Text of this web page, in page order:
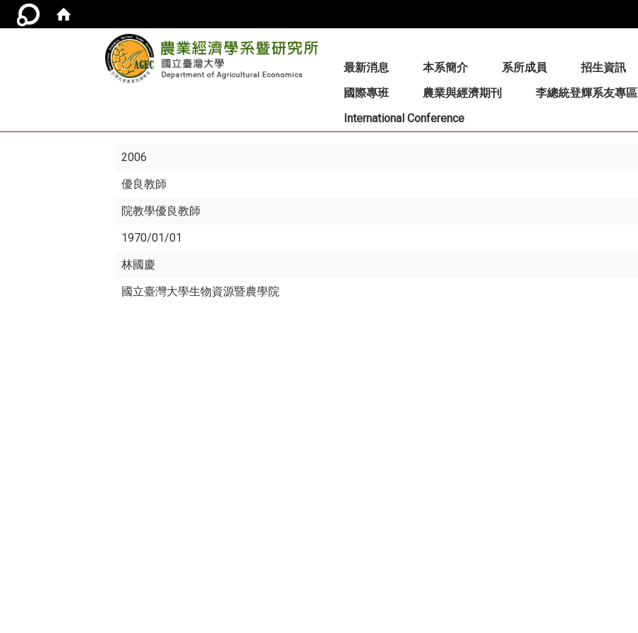
最新消息 本系簡介 系所成員 招生資訊
國際專班
農業與經濟期刊 李總統登輝系友專區
International Conference
2006
優良教師
院教學優良教師
1970/01/01
林國慶
國立臺灣大學生物資源暨農學院